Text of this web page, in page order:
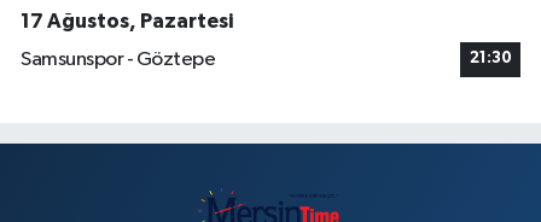
17 Ağustos, Pazartesi
Samsunspor - Göztepe
21:30